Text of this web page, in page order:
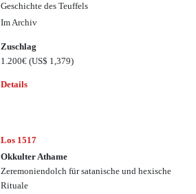
Geschichte des Teuffels
Im Archiv
Zuschlag
1.200€(US$ 1,379)
Details
Los 1517
Okkulter Athame
Zeremoniendolch für satanische und hexische
Rituale